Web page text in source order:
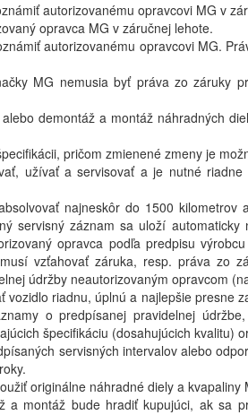
autorizovanému opravcovi MG v
opravca MG v záručnej lehote.
autorizovanému opravcovi MG.
MG nemusia byť práva zo záruky
demontáž a montáž náhradných
pričom zmienené zmeny je
užívať a servisovať a je nutné
najneskôr do 1500
servisný záznam sa uloží
opravca podľa predpisu
vzťahovať záruka, resp. práva zo
údržby neautorizovaným opravcom
riadnu, úplnú a najlepšie
o predpísanej pravidelnej
špecifikáciu (dosahujúcich kvalitu)
servisných intervalov alebo
originálne náhradné diely a kvapaliny
a montáž bude hradiť kupujúci, ak sa